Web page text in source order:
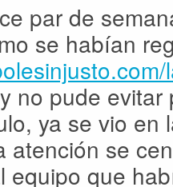
par de
se habían
no pude
ya se vio en
atención se
equipo que